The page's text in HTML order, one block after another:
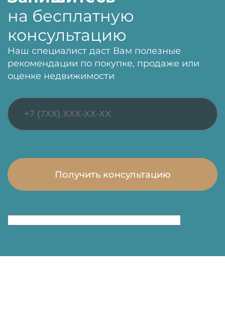
на бесплатную
консультацию
Наш специалист даст Вам полезные
рекомендации по покупке, продаже или
оценке недвижимости